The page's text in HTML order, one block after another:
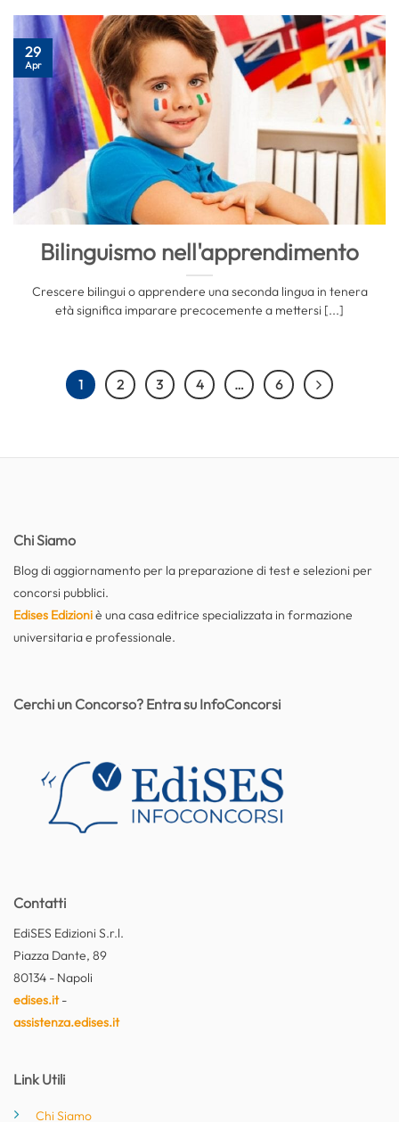
Bilinguismo nell'apprendimento
Crescere bilingui o apprendere una seconda lingua in tenera
età significa imparare precocemente a mettersi [...]
29
Apr
1 2 3 4 … 6
Chi Siamo
Blog di aggiornamento per la preparazione di test e selezioni per
concorsi pubblici.
Edises Edizioniè una casa editrice specializzata in formazione
universitaria e professionale.
Contatti
EdiSES Edizioni S.r.l.
Piazza Dante, 89
80134 - Napoli
edises.it-
assistenza.edises.it
Link Utili
Chi Siamo
Cerchi un Concorso? Entra su InfoConcorsi